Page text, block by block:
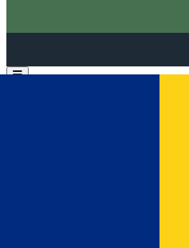
Open main menu